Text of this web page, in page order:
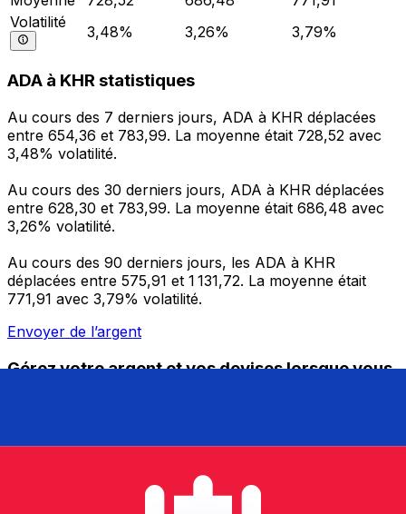
Volatilité
3,48% 3,26% 3,79%
ADA à KHR statistiques
Au cours des 7 derniers jours, ADA à KHR déplacées
entre 654,36 et 783,99. La moyenne était 728,52 avec
3,48% volatilité.
Au cours des 30 derniers jours, ADA à KHR déplacées
entre 628,30 et 783,99. La moyenne était 686,48 avec
3,26% volatilité.
Au cours des 90 derniers jours, les ADA à KHR
déplacées entre 575,91 et 1 131,72. La moyenne était
771,91 avec 3,79% volatilité.
Envoyer de l’argent
Gérez votre argent et vos devises lorsque vous
nécessaires pour vos transferts d'argent internationaux
programmez des alertes de taux et transférez de
l'argent à l'étranger sans frais cachés. Téléchargez